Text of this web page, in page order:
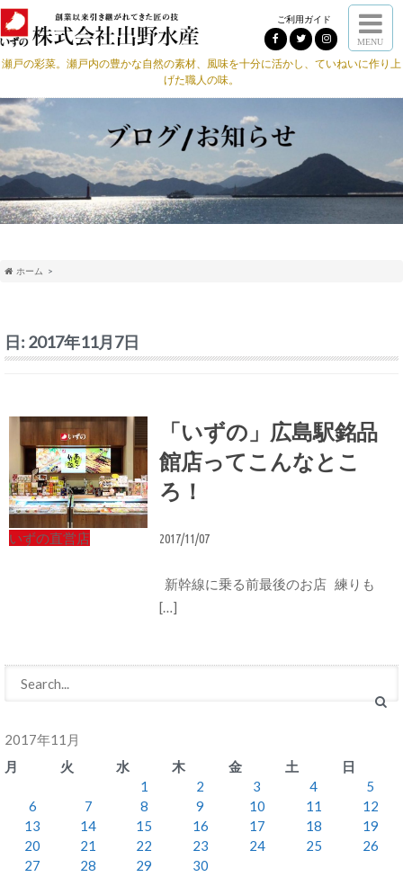
ご利用ガイド
MENU
瀬戸の彩菜。瀬戸内の豊かな自然の素材、風味を十分に活かし、ていねいに作り上
げた職人の味。
ホーム
日: 2017年11月7日
いずの直営店
「いずの」広島駅銘品
館店ってこんなとこ
ろ！
2017/11/07
新幹線に乗る前最後のお店 練りも
[…]
2017年11月
月
火 水 木 金 土
日
1
2 3 4
5
6
7 8 9 10 11
12
13
14 15 16 17 18
19
20
21 22 23 24 25
26
27
28 29
30